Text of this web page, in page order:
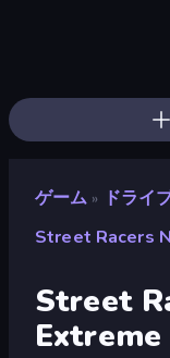
ゲーム » ドライ
Street Racers
Street
Extreme